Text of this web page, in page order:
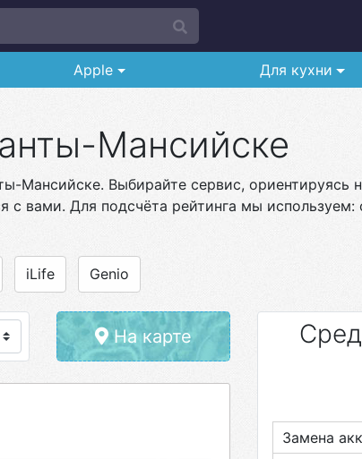
Apple Для кухни
Мансийске
Выбирайте сервис, ориентируясь
с вами. Для подсчёта рейтинга мы используем:
iLife Genio
На карте
Замена